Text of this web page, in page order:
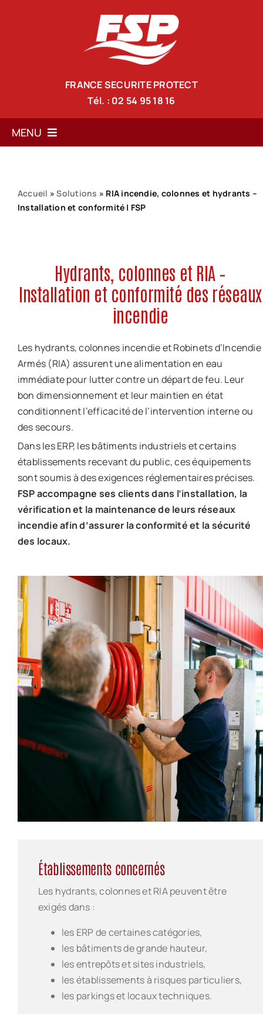
FRANCE SECURITE PROTECT
Tél. : 02 54 95 18 16
MENU
Services
Offre d’emploi
Notre société
Contact
Accueil »Solutions » RIA incendie, colonnes et hydrants –
Installation et conformité | FSP
Hydrants, colonnes et RIA –
Installation et conformité des réseaux
incendie
Les hydrants, colonnes incendie et Robinets d’Incendie
Armés (RIA) assurent une alimentation en eau
immédiate pour lutter contre un départ de feu. Leur
bon dimensionnement et leur maintien en état
conditionnent l’efficacité de l’intervention interne ou
des secours.
Dans les ERP, les bâtiments industriels et certains
établissements recevant du public, ces équipements
sont soumis à des exigences réglementaires précises.
FSP accompagne ses clients dans l’installation, la
vérification et la maintenance de leurs réseaux
incendie afin d’assurer la conformité et la sécurité
des locaux.
Établissements concernés
Les hydrants, colonnes et RIA peuvent être
exigés dans :
les ERP de certaines catégories,
les bâtiments de grande hauteur,
les entrepôts et sites industriels,
les établissements à risques particuliers,
les parkings et locaux techniques.